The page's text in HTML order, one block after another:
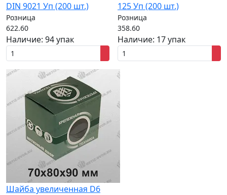
DIN 9021 Уп (200 шт.)
Розница
622.60
Наличие: 94 упак
125 Уп (200 шт.)
Розница
358.60
Наличие: 17 упак
Шайба увеличенная D6